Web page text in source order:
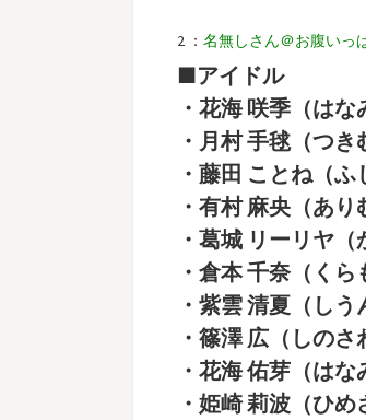
2 ： 名無しさん＠お腹いっ
■アイドル
・花海 咲季（は
・月村 手毬（つ
・藤田 ことね（
・有村 麻央（あ
・葛城 リーリヤ
・倉本 千奈（く
・紫雲 清夏（し
・篠澤 広（しの
・花海 佑芽（は
・姫崎 莉波（ひ